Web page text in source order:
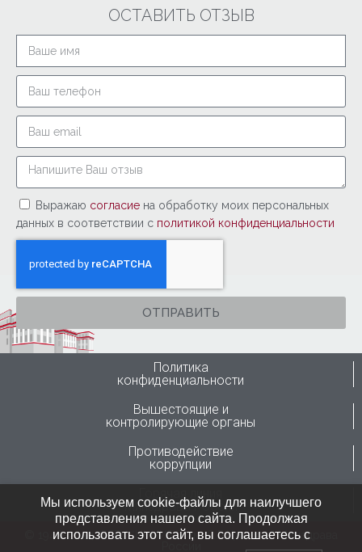
ОСТАВИТЬ ОТЗЫВ
Выражаю согласие на обработку моих персональных
данных в соответствии с политикой конфиденциальности
ОТПРАВИТЬ
Политика
конфиденциальности
Вышестоящие и
контролирующие органы
Противодействие
коррупции
Горячая линия
Минздрава России
© 1946-2024 ФГБУ “ННИИТО им. Я.Л.Цивьяна” Минздрава
Мы используем cookie-файлы для наилучшего
представления нашего сайта. Продолжая
использовать этот сайт, вы соглашаетесь с